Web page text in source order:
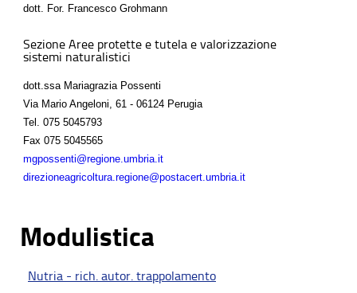
dott. For. Francesco Grohmann
Sezione Aree protette e tutela e valorizzazione
sistemi naturalistici
dott.ssa Mariagrazia Possenti
Via Mario Angeloni, 61 - 06124 Perugia
Tel. 075 5045793
Fax 075 5045565
mgpossenti@regione.umbria.it
direzioneagricoltura.regione@postacert.umbria.it
Modulistica
Nutria - rich. autor. trappolamento